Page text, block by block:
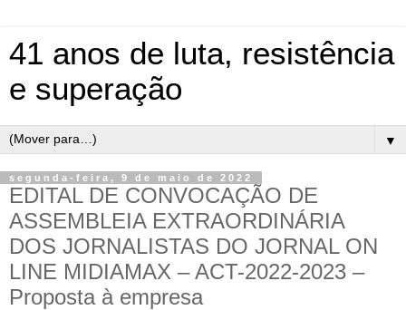
41 anos de luta, resistência
e superação
▼
segunda-feira, 9 de maio de 2022
EDITAL DE CONVOCAÇÃO DE
ASSEMBLEIA EXTRAORDINÁRIA
DOS JORNALISTAS DO JORNAL ON
LINE MIDIAMAX – ACT-2022-2023 –
Proposta à empresa